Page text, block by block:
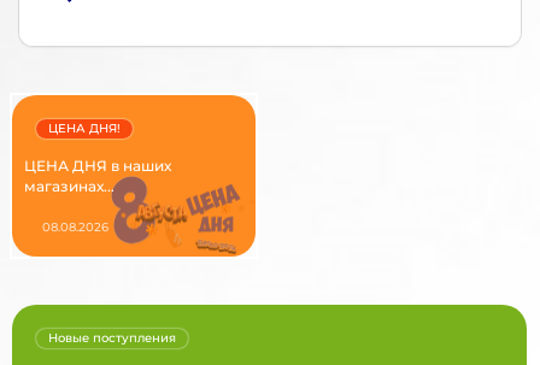
ЦЕНА ДНЯ в наших
магазинах...
ЦЕНА ДНЯ!
08.08.2026
Новые поступления